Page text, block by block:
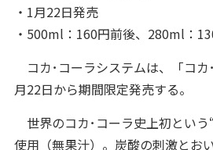
・1月22日発売
・500ml：160円前後、280ml：
コカ･コーラシステムは、「コカ
月22日から期間限定発売する。
世界のコカ･コーラ史上初という
使用（無果汁）。炭酸の刺激とお